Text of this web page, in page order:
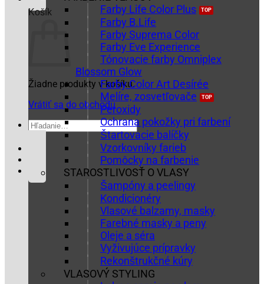
Košík
Žiadne produkty v košíku.
Vrátiť sa do obchodu
Hľadať:
Farby Life Color Plus
Farby B.Life
Farby Suprema Color
Farby Eve Experience
Tónovacie farby Omniplex
Blossom Glow
Farby Color Art Desírée
Melíre, zosvetľovače
Peroxidy
Ochrana pokožky pri farbení
Štartovacie balíčky
Vzorkovníky farieb
Pomôcky na farbenie
STAROSTLIVOSŤ O VLASY
Šampóny a peelingy
Kondicionéry
Vlasové balzamy, masky
Farebné masky a peny
Oleje a séra
Vyživujúce prípravky
Rekonštrukčné kúry
VLASOVÝ STYLING